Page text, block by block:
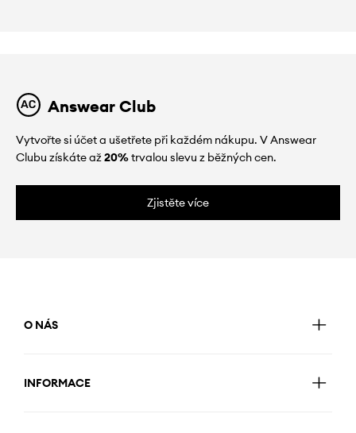
Answear Club
Vytvořte si účet a ušetřete při každém nákupu. V Answear
Clubu získáte až20%trvalou slevu z běžných cen.
Zjistěte více
O NÁS
INFORMACE